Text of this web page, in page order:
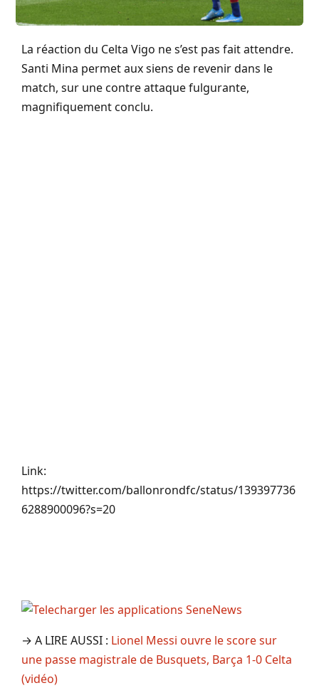
La réaction du Celta Vigo ne s’est pas fait attendre.
Santi Mina permet aux siens de revenir dans le
match, sur une contre attaque fulgurante,
magnifiquement conclu.
Link:
https://twitter.com/ballonrondfc/status/139397736
6288900096?s=20
→ A LIRE AUSSI : Lionel Messi ouvre le score sur
une passe magistrale de Busquets, Barça 1-0 Celta
(vidéo)